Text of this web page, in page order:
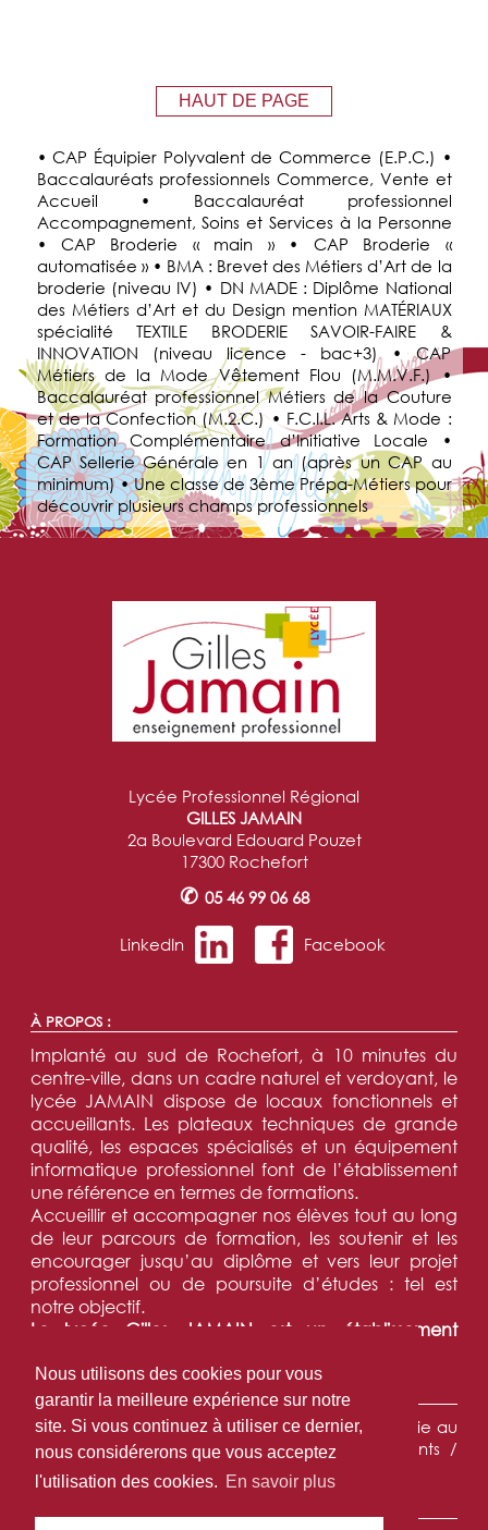
Nous utilisons des cookies pour vous
garantir la meilleure expérience sur notre
site. Si vous continuez à utiliser ce dernier,
nous considérerons que vous acceptez
l'utilisation des cookies. En savoir plus
HAUT DE PAGE
• CAP Équipier Polyvalent de Commerce (E.P.C.) •
Baccalauréats professionnels Commerce, Vente et
Accueil • Baccalauréat professionnel
Accompagnement, Soins et Services à la Personne
• CAP Broderie « main » • CAP Broderie «
automatisée » • BMA : Brevet des Métiers d’Art de la
broderie (niveau IV) • DN MADE : Diplôme National
des Métiers d’Art et du Design mention MATÉRIAUX
spécialité TEXTILE BRODERIE SAVOIR-FAIRE &
INNOVATION (niveau licence - bac+3) • CAP
Métiers de la Mode Vêtement Flou (M.M.V.F.) •
Baccalauréat professionnel Métiers de la Couture
et de la Confection (M.2.C.) • F.C.I.L. Arts & Mode :
Formation Complémentaire d’Initiative Locale •
CAP Sellerie Générale en 1 an (après un CAP au
minimum) • Une classe de 3ème Prépa-Métiers pour
découvrir plusieurs champs professionnels
Lycée Professionnel Régional
GILLES JAMAIN
2a Boulevard Edouard Pouzet
17300 Rochefort
✆ 05 46 99 06 68
LinkedIn Facebook
À PROPOS :
Implanté au sud de Rochefort, à 10 minutes du
centre-ville, dans un cadre naturel et verdoyant, le
lycée JAMAIN dispose de locaux fonctionnels et
accueillants. Les plateaux techniques de grande
qualité, les espaces spécialisés et un équipement
informatique professionnel font de l’établissement
une référence en termes de formations.
Accueillir et accompagner nos élèves tout au long
de leur parcours de formation, les soutenir et les
encourager jusqu’au diplôme et vers leur projet
professionnel ou de poursuite d’études : tel est
notre objectif.
Le lycée Gilles JAMAIN est un établissement
NAVIGATION :
Accueil •L'établissement •Les formations
La vie au
Lycée •DN MADE • Partenariats •
Les parents /
élèves
• Contact